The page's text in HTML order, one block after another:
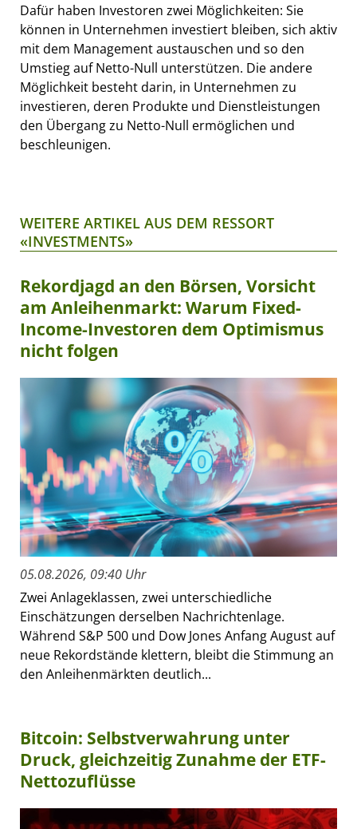
Dafür haben Investoren zwei Möglichkeiten: Sie
können in Unternehmen investiert bleiben, sich aktiv
mit dem Management austauschen und so den
Umstieg auf Netto-Null unterstützen. Die andere
Möglichkeit besteht darin, in Unternehmen zu
investieren, deren Produkte und Dienstleistungen
den Übergang zu Netto-Null ermöglichen und
beschleunigen.
WEITERE ARTIKEL AUS DEM RESSORT
«INVESTMENTS»
Rekordjagd an den Börsen, Vorsicht
am Anleihenmarkt: Warum Fixed-
Income-Investoren dem Optimismus
nicht folgen
05.08.2026, 09:40 Uhr
Zwei Anlageklassen, zwei unterschiedliche
Einschätzungen derselben Nachrichtenlage.
Während S&P 500 und Dow Jones Anfang August auf
neue Rekordstände klettern, bleibt die Stimmung an
den Anleihenmärkten deutlich...
Bitcoin: Selbstverwahrung unter
Druck, gleichzeitig Zunahme der ETF-
Nettozuflüsse